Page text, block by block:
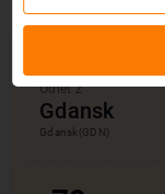
Odlet z
Gdansk
Gdansk (GDN)